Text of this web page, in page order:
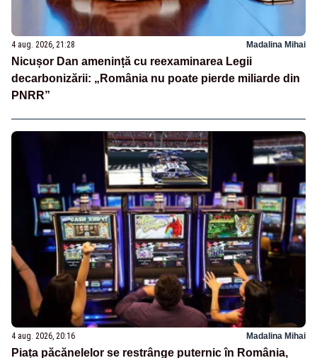
4 aug. 2026, 21:28 Madalina Mihai
Nicușor Dan amenință cu reexaminarea Legii
decarbonizării: „România nu poate pierde miliarde din
PNRR”
4 aug. 2026, 20:16 Madalina Mihai
Piața păcănelelor se restrânge puternic în România,